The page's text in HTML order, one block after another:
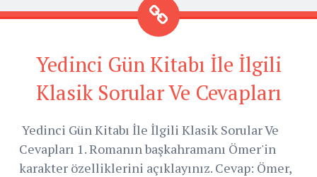
Yedinci Gün Kitabı İle İlgili
Klasik Sorular Ve Cevapları
Yedinci Gün Kitabı İle İlgili Klasik Sorular Ve
Cevapları 1. Romanın başkahramanı Ömer'in
karakter özelliklerini açıklayınız. Cevap: Ömer,